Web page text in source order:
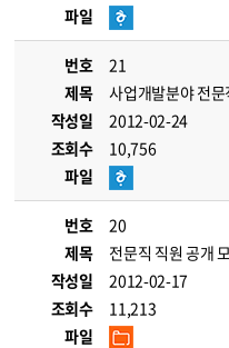
파일
번호
21
제목
사업개발분야 전문
작성일
2012-02-24
조회수
10,756
파일
번호
20
제목
전문직 직원 공개
작성일
2012-02-17
조회수
11,213
파일